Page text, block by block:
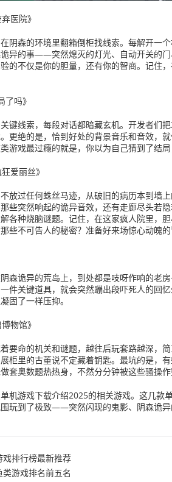
医院》
阴森的环境里翻箱倒柜找线索。每解开一
异的事——突然熄灭的灯光、自动开关的门
的不仅是你的胆量，还有你的智商。记住
吗》
键线索，每段对话都暗藏玄机。开发者们
更绝的是，恰到好处的背景音乐和音效，
游戏最过瘾的就是，你以为自己猜到了结局
爱丽丝》
放过任何蛛丝马迹，从破旧的病历本到墙
些突然响起的诡异音效，还有走廊尽头若
各种烧脑谜题。记住，在这家疯人院里，
些不可告人的秘密？准备好来场惊心动魄的
森诡异的荒岛上，到处都是吱呀作响的老
件关键道具，就会突然蹦出段吓死人的回
固了一样压抑。
物馆》
要命的机关和谜题，越往后玩套路越深
柜里的古董说不定藏着钥匙。最坑的是，
套奥数题热热身，不然分分钟被这些骚操作
机游戏下载介绍2025的相关游戏。这几款
玩到了极致——突然闪现的鬼影、阴森诡
排行榜最新推荐
游戏排名前五名